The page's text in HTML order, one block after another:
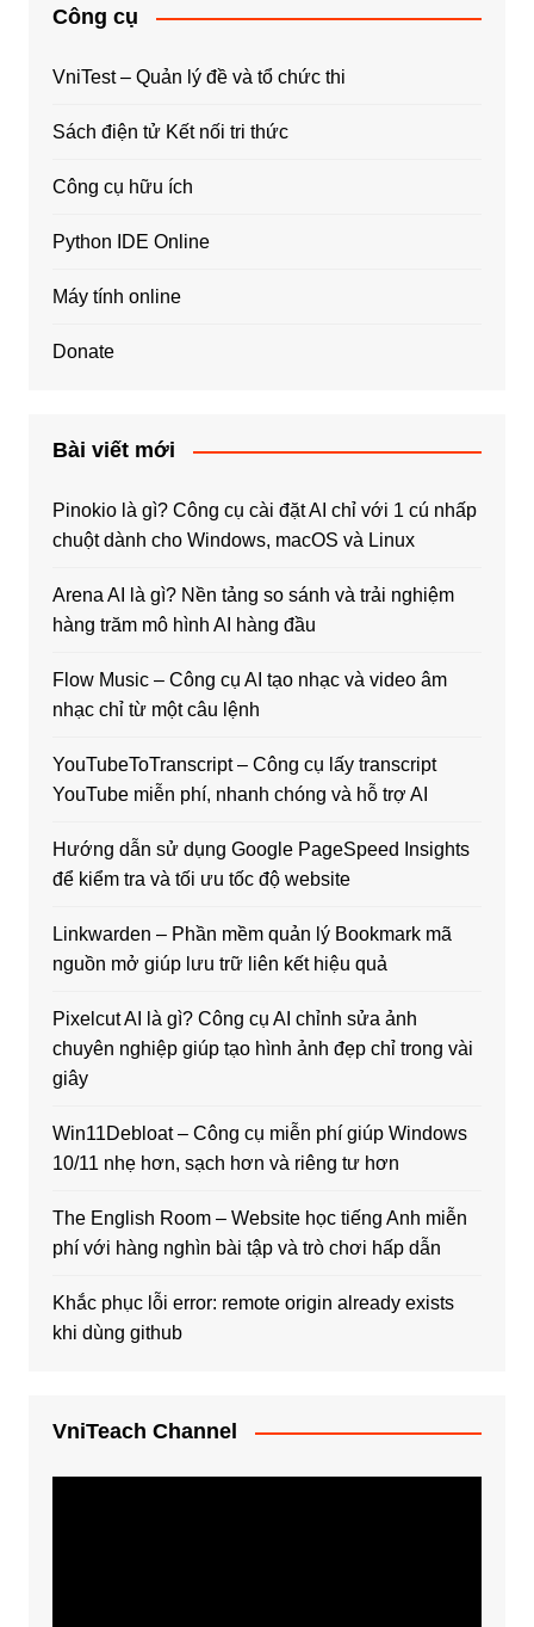
Công cụ
VniTest – Quản lý đề và tổ chức thi
Sách điện tử Kết nối tri thức
Công cụ hữu ích
Python IDE Online
Máy tính online
Donate
Bài viết mới
Pinokio là gì? Công cụ cài đặt AI chỉ với 1 cú nhấp
chuột dành cho Windows, macOS và Linux
Arena AI là gì? Nền tảng so sánh và trải nghiệm
hàng trăm mô hình AI hàng đầu
Flow Music – Công cụ AI tạo nhạc và video âm
nhạc chỉ từ một câu lệnh
YouTubeToTranscript – Công cụ lấy transcript
YouTube miễn phí, nhanh chóng và hỗ trợ AI
Hướng dẫn sử dụng Google PageSpeed Insights
để kiểm tra và tối ưu tốc độ website
Linkwarden – Phần mềm quản lý Bookmark mã
nguồn mở giúp lưu trữ liên kết hiệu quả
Pixelcut AI là gì? Công cụ AI chỉnh sửa ảnh
chuyên nghiệp giúp tạo hình ảnh đẹp chỉ trong vài
giây
Win11Debloat – Công cụ miễn phí giúp Windows
10/11 nhẹ hơn, sạch hơn và riêng tư hơn
The English Room – Website học tiếng Anh miễn
phí với hàng nghìn bài tập và trò chơi hấp dẫn
Khắc phục lỗi error: remote origin already exists
khi dùng github
VniTeach Channel